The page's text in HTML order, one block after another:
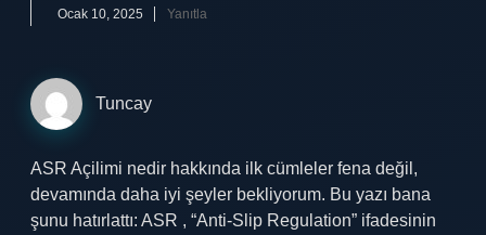
Ocak 10, 2025 Yanıtla
Tuncay
ASR Açilimi nedir hakkında ilk cümleler fena değil,
devamında daha iyi şeyler bekliyorum. Bu yazı bana
şunu hatırlattı: ASR , “Anti-Slip Regulation” ifadesinin